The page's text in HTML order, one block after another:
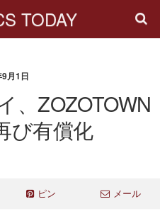
TODAY
月1日
、ZOZOTOWN
び有償化
ピン メール